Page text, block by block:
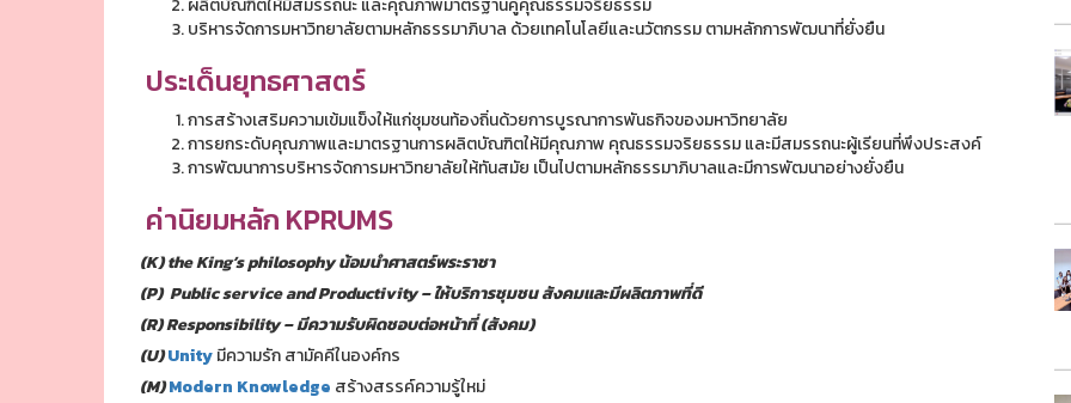
บริหารจัดการมหาวิทยาลัยตามหลักธรรมาภิบาล ด้วยเทคโนโลยีและนวัตกรรม ตามหลักการพัฒนาที่ยั่งยืน
ประเด็นยุทธศาสตร์
การสร้างเสริมความเข้มแข็งให้แก่ชุมชนท้องถิ่นด้วยการบูรณาการพันธกิจของมหาวิทยาลัย
การยกระดับคุณภาพและมาตรฐานการผลิตบัณฑิตให้มีคุณภาพ คุณธรรมจริยธรรม และมีสมรรถนะผู้เรียนที่พึงประสงค์
การพัฒนาการบริหารจัดการมหาวิทยาลัยให้ทันสมัย เป็นไปตามหลักธรรมาภิบาลและมีการพัฒนาอย่างยั่งยืน
ค่านิยมหลัก KPRUMS
(K) the King’s philosophy น้อมนำศาสตร์พระราชา
(P) Public service and Productivity – ให้บริการชุมชน สังคมและมีผลิตภาพที่ดี
(R) Responsibility – มีความรับผิดชอบต่อหน้าที่ (สังคม)
(U)Unityมีความรัก สามัคคีในองค์กร
(M)Modern Knowledge สร้างสรรค์ความรู้ใหม่